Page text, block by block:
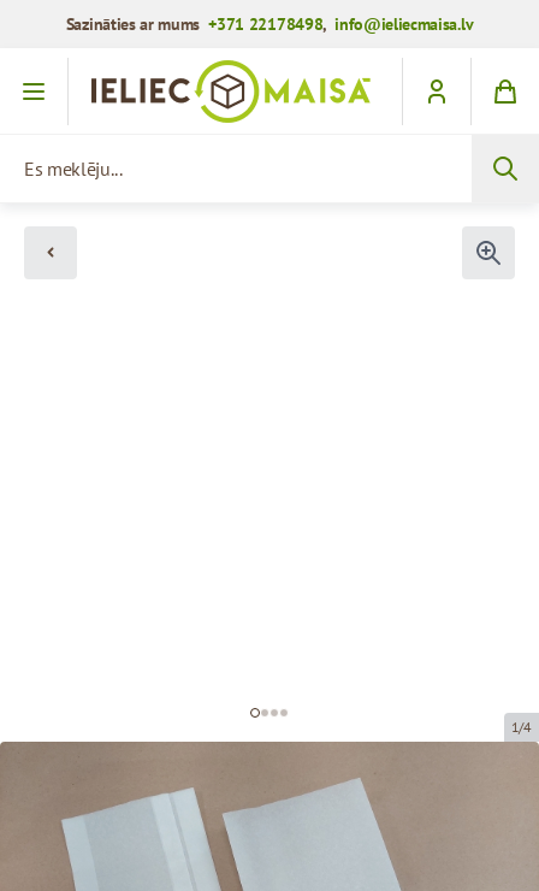
Sazināties ar mums+371 22178498,info@ieliecmaisa.lv
Iet uz saturu
1/4
Cepampapīra tūtas
Preces kods: